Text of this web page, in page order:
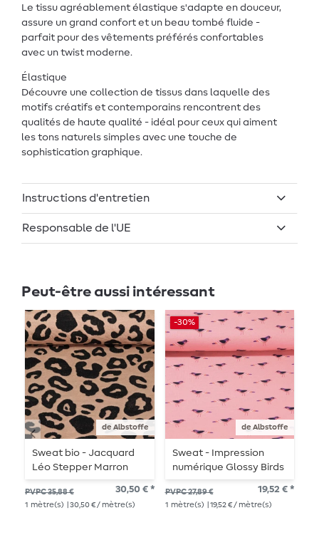
Le tissu agréablement élastique s'adapte en douceur,
assure un grand confort et un beau tombé fluide -
parfait pour des vêtements préférés confortables
avec un twist moderne.
Élastique
Découvre une collection de tissus dans laquelle des
motifs créatifs et contemporains rencontrent des
qualités de haute qualité - idéal pour ceux qui aiment
les tons naturels simples avec une touche de
sophistication graphique.
Instructions d'entretien
Responsable de l'UE
Peut-être aussi intéressant
de Albstoffe
Sweat bio - Jacquard
Léo Stepper Marron
PVPC 35,88 € 30,50 € *
1 mètre(s) | 30,50 € / mètre(s)
de Albstoffe
-30%
Sweat - Impression
numérique Glossy Birds
vieux rose
PVPC 27,89 € 19,52 € *
1 mètre(s) | 19,52 € / mètre(s)